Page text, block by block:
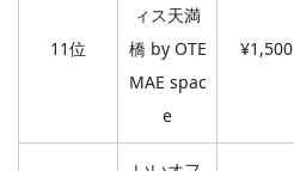
11位
ィス天満
橋 by OTE
MAE spac
e
¥1,500